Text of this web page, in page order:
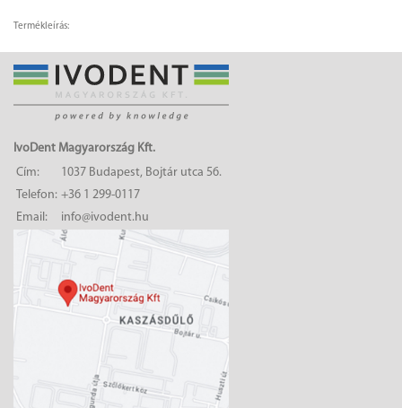
Termékleírás:
IvoDent Magyarország Kft.
Cím:
1037 Budapest, Bojtár utca 56.
Telefon: +36 1 299-0117
Email:
info@ivodent.hu